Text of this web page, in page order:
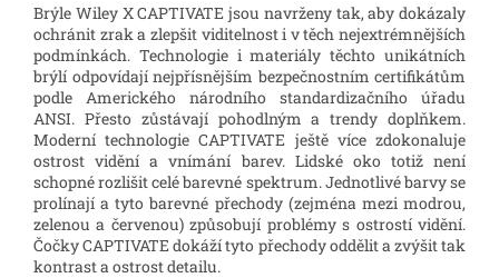
Brýle Wiley X CAPTIVATE jsou navrženy tak, aby dokázaly
ochránit zrak a zlepšit viditelnost i v těch nejextrémnějších
podmínkách. Technologie i materiály těchto unikátních
brýlí odpovídají nejpřísnějším bezpečnostním certifikátům
podle Amerického národního standardizačního úřadu
ANSI. Přesto zůstávají pohodlným a trendy doplňkem.
Moderní technologie CAPTIVATE ještě více zdokonaluje
ostrost vidění a vnímání barev. Lidské oko totiž není
schopné rozlišit celé barevné spektrum. Jednotlivé barvy se
prolínají a tyto barevné přechody (zejména mezi modrou,
zelenou a červenou) způsobují problémy s ostrostí vidění.
Čočky CAPTIVATE dokáží tyto přechody oddělit a zvýšit tak
kontrast a ostrost detailu.